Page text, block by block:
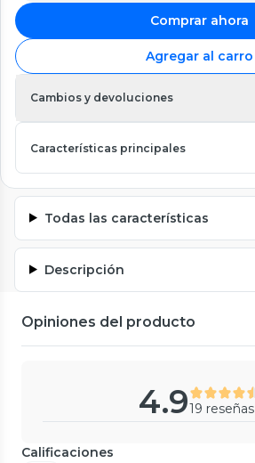
Comprar ahora
Agregar al carro
Cambios y devoluciones
Características principales
Todas las características
Descripción
Opiniones del producto
4.919 reseñas
Calificaciones